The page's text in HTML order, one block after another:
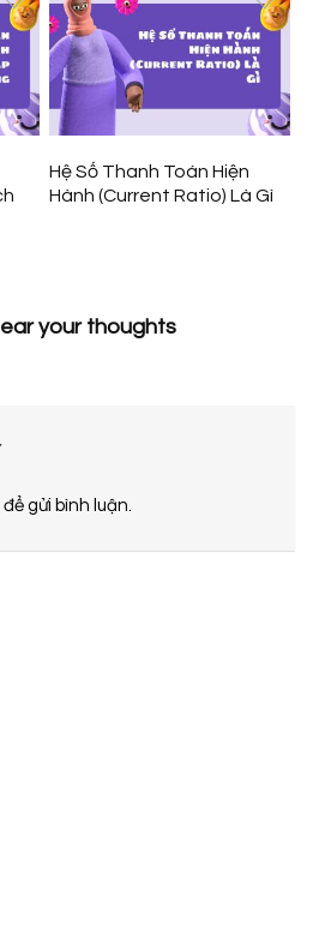
Hệ Số Thanh Toán Hiện
Hành (Current Ratio) Là Gì
your thoughts
để gửi bình luận.